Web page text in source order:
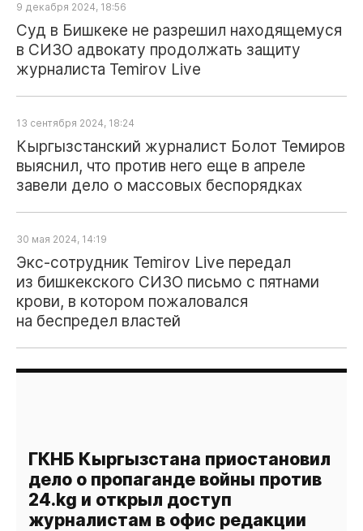
9 декабря 2024, 18:56
Суд в Бишкеке не разрешил находящемуся
в СИЗО адвокату продолжать защиту
журналиста Temirov Live
13 сентября 2024, 18:24
Кыргызстанский журналист Болот Темиров
выяснил, что против него еще в апреле
завели дело о массовых беспорядках
30 мая 2024, 14:19
Экс‑сотрудник Temirov Live передал
из бишкекского СИЗО письмо с пятнами
крови, в котором пожаловался
на беспредел властей
ГКНБ Кыргызстана приостановил
дело о пропаганде войны против
24.kg и открыл доступ
журналистам в офис редакции